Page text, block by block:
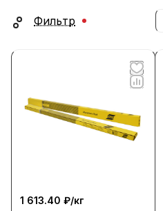
Фильтр
1 613.40 ₽/кг